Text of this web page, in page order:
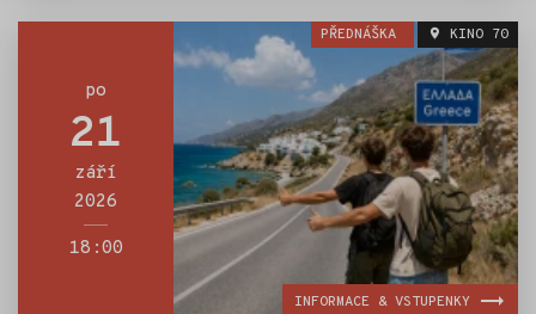
po
21
září
2026
18:00
PŘEDNÁŠKA KINO 70
INFORMACE & VSTUPENKY